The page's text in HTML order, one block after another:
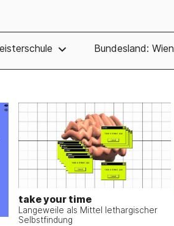
Bundesland: Wien
take your time
Langeweile als Mittel lethargischer
Selbstfindung